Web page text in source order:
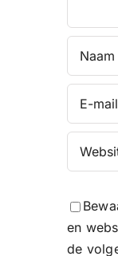
en
de